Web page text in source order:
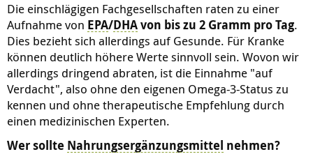
Die einschlägigen Fachgesellschaften raten zu einer
Aufnahme von EPA/DHAvon bis zu 2 Gramm pro Tag.
Dies bezieht sich allerdings auf Gesunde. Für Kranke
können deutlich höhere Werte sinnvoll sein. Wovon wir
allerdings dringend abraten, ist die Einnahme "auf
Verdacht", also ohne den eigenen Omega-3-Status zu
kennen und ohne therapeutische Empfehlung durch
einen medizinischen Experten.
Wer sollte Nahrungsergänzungsmittel nehmen?